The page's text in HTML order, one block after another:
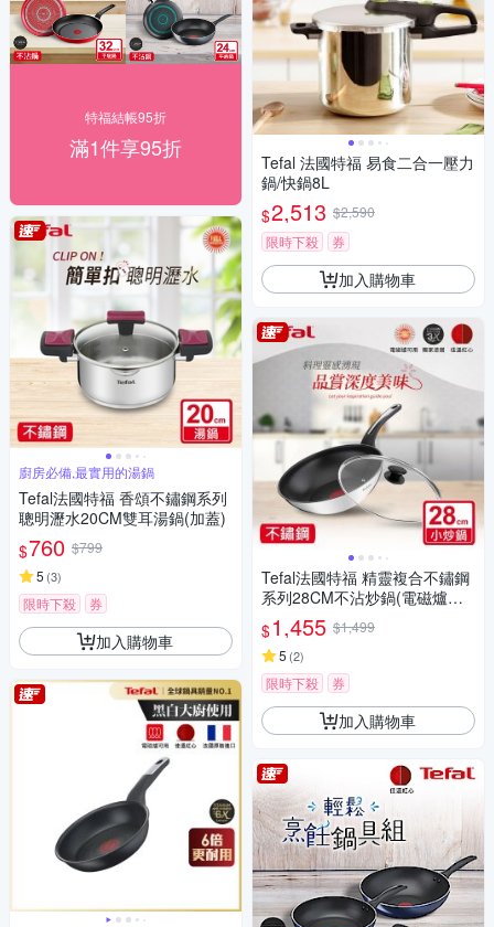
特福結帳95折
滿1件享95折
廚房必備,最實用的湯鍋
Tefal法國特福 香頌不鏽鋼系列
聰明瀝水20CM雙耳湯鍋(加蓋)
$760 $799
5 (3)
限時下殺 券
加入購物車
Tefal 法國特福 易食二合一壓力
鍋/快鍋8L
$2,513 $2,590
限時下殺
券
加入購物車
Tefal法國特福 精靈複合不鏽鋼
系列28CM不沾炒鍋(電磁爐適
用)+玻璃蓋
$1,455 $1,499
5 (2)
限時下殺 券
加入購物車